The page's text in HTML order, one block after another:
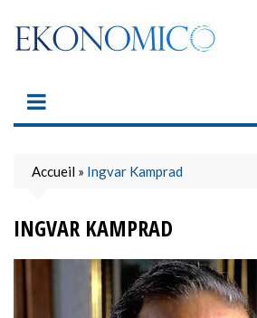
content
Accueil » Ingvar Kamprad
INGVAR KAMPRAD